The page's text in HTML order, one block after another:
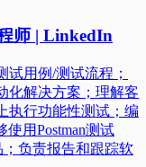
师 | LinkedIn
用例/测试流程；
化解决方案；理解客
执行功能性测试；编
用Postman测试
负责报告和跟踪软